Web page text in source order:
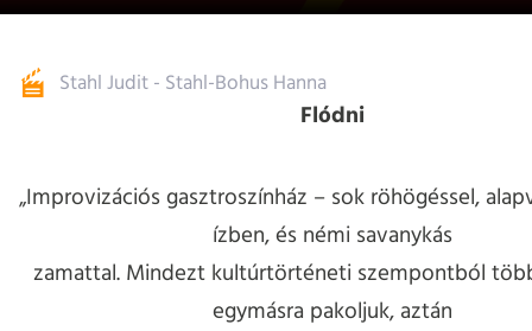
Stahl Judit - Stahl-Bohus Hanna
Flódni
„Improvizációs gasztroszínház – sok röhögéssel,
ízben, és némi savanykás
zamattal. Mindezt kultúrtörténeti szempontból
egymásra pakoljuk, aztán